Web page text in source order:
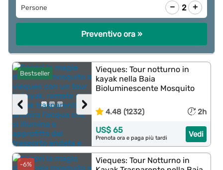
Persone − 2 +
Preventivo ora »
Bestseller
›
‹
Vieques: Tour notturno in
kayak nella Baia
Bioluminescente Mosquito
4.48 (1232) 2h
Vedi
US$ 65
Prenota ora e paga più tardi
-6%
Vieques: Tour Notturno in